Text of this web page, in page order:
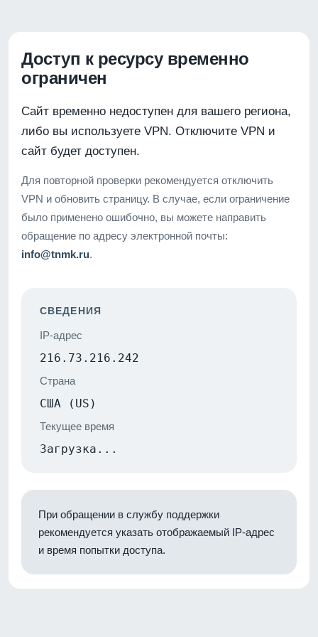
Доступ к ресурсу временно
ограничен
Сайт временно недоступен для вашего региона,
либо вы используете VPN. Отключите VPN и
сайт будет доступен.
Для повторной проверки рекомендуется отключить
VPN и обновить страницу. В случае, если ограничение
было применено ошибочно, вы можете направить
обращение по адресу электронной почты:
info@tnmk.ru.
СВЕДЕНИЯ
IP-адрес
216.73.216.242
Страна
США (US)
Текущее время
Загрузка...
При обращении в службу поддержки
рекомендуется указать отображаемый IP-адрес
и время попытки доступа.